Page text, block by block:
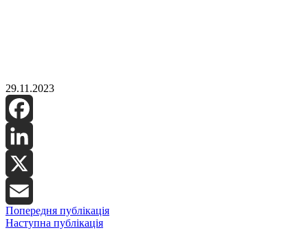
29.11.2023
Facebook
LinkedIn
X
Email
Попередня публікація
Наступна публікація